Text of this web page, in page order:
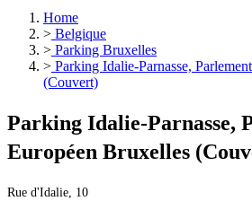
Home
> Belgique
> Parking Bruxelles
> Parking Idalie-Parnasse,
(Couvert)
Parking Idalie-Parnasse,
Européen Bruxelles
Rue d'Idalie, 10